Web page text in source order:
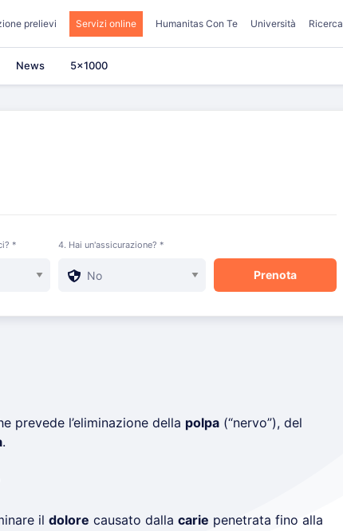
prelievi Servizi online Humanitas Con Te Università Ricerca
News 5×1000
* 4. Hai un'assicurazione? *
prevede l’eliminazione della polpa(“nervo”), del
.
il dolore causato dalla carie penetrata fino alla